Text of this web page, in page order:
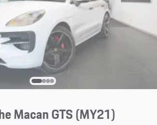
Macan GTS (MY21)